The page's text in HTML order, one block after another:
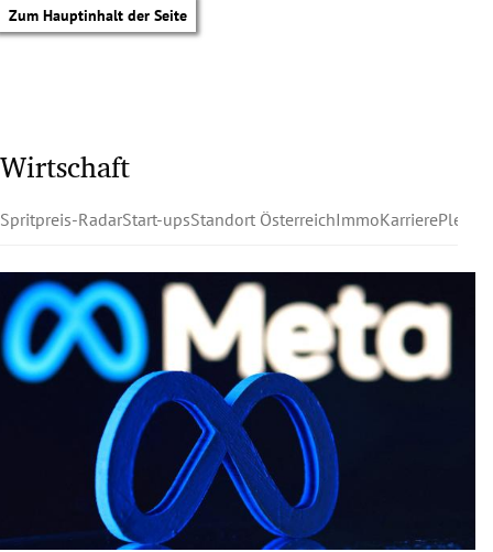
Zum Hauptinhalt der Seite
Untermenü
Untermenü
Wirtschaft
Spritpreis-RadarStart-upsStandort ÖsterreichImmoKarriere